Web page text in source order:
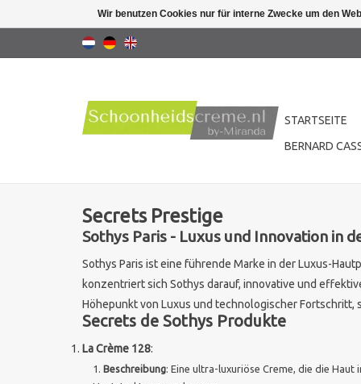
STARTSEITE
BERNARD
Secrets Prestige
Sothys Paris - Luxus und Innovation in
Sothys Paris ist eine führende Marke in der Luxus-
konzentriert sich Sothys darauf, innovative und
Höhepunkt von Luxus und technologischer
Secrets de Sothys Produkte
La Crème 128:
Beschreibung: Eine ultra-luxuriöse Creme, die die
Wir benutzen Cookies nur für interne Zwecke um den